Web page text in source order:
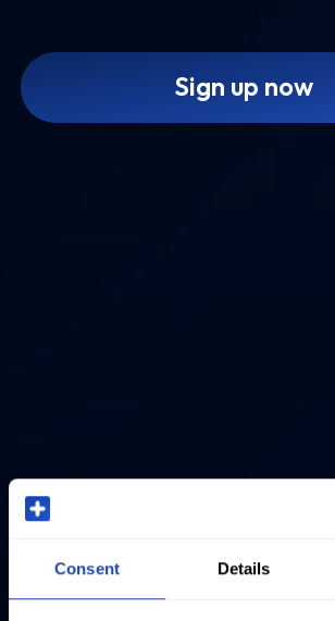
Consent Details
Sign up now